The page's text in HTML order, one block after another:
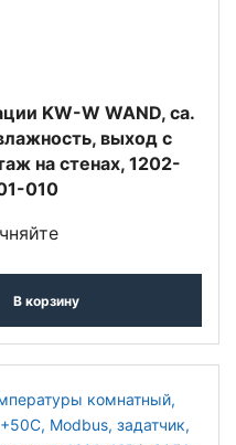
KW-W WAND, ca.
выход с
на стенах, 1202-
010
В корзину